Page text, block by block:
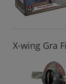
X-wing Gra